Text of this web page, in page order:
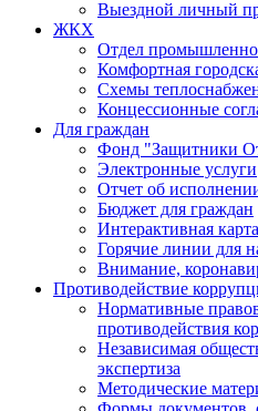
Выездной личный
ЖКХ
Отдел
Комфортная
Схемы
Концессионные
Для граждан
Фонд "Защитники
Электронные услуги
Отчет об
Бюджет для граждан
Интерактивная
Горячие линии для
Внимание,
Противодействие
Нормативные
противодействия
Независимая
экспертиза
Методические